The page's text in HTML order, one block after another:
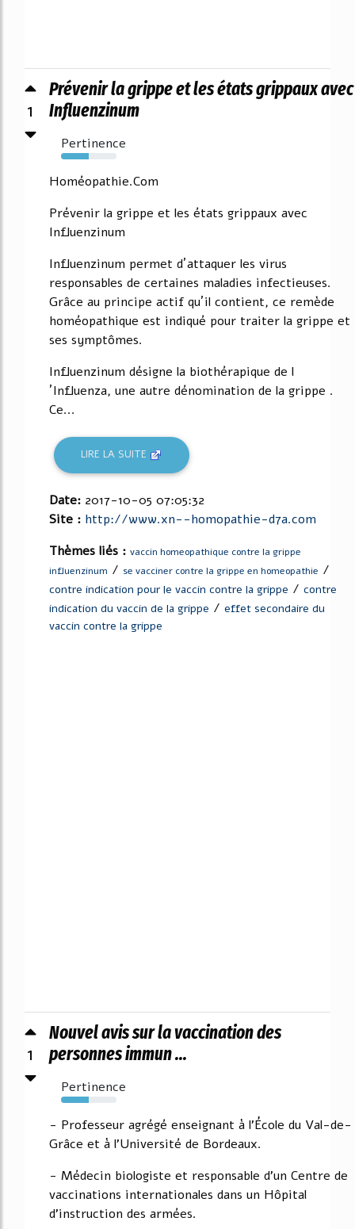
1
Prévenir la grippe et les états grippaux avec
Influenzinum
Pertinence
50%
Homéopathie.Com
Prévenir la grippe et les états grippaux avec
Influenzinum
Influenzinum permet d´attaquer les virus
responsables de certaines maladies infectieuses.
Grâce au principe actif qu´il contient, ce remède
homéopathique est indiqué pour traiter la grippe et
ses symptômes.
Influenzinum désigne la biothérapique de l
´Influenza, une autre dénomination de la grippe .
Ce...
LIRE LA SUITE
Date: 2017-10-05 07:05:32
Site : http://www.xn--homopathie-d7a.com
Thèmes liés : vaccin homeopathique contre la grippe
influenzinum / se vacciner contre la grippe en homeopathie /
contre indication pour le vaccin contre la grippe / contre
indication du vaccin de la grippe / effet secondaire du
vaccin contre la grippe
1
Nouvel avis sur la vaccination des
personnes immun ...
Pertinence
50%
- Professeur agrégé enseignant à l'École du Val-de-
Grâce et à l'Université de Bordeaux.
- Médecin biologiste et responsable d'un Centre de
vaccinations internationales dans un Hôpital
d'instruction des armées.